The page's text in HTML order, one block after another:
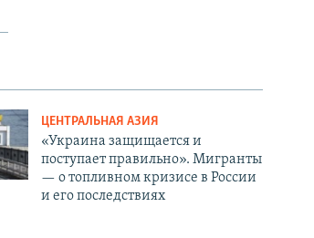
ЦЕНТРАЛЬНАЯ АЗИЯ
«Украина защищается и
поступает правильно». Мигранты
— о топливном кризисе в России
и его последствиях